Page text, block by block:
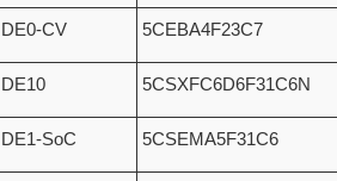
DE0-CV 5CEBA4F23C7
DE10 5CSXFC6D6F31C6N
DE1-SoC 5CSEMA5F31C6